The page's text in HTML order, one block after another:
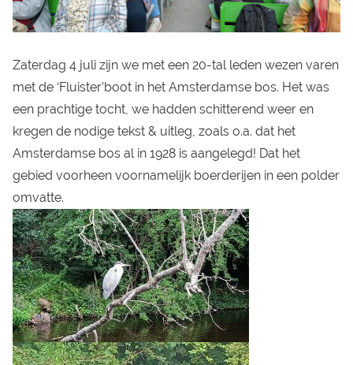
Zaterdag 4 juli zijn we met een 20-tal leden wezen varen
met de ‘Fluister’boot in het Amsterdamse bos. Het was
een prachtige tocht, we hadden schitterend weer en
kregen de nodige tekst & uitleg, zoals o.a. dat het
Amsterdamse bos al in 1928 is aangelegd! Dat het
gebied voorheen voornamelijk boerderijen in een polder
omvatte.